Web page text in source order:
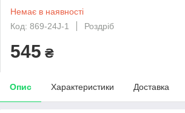
Немає в наявності
Код: 869-24J-1
Роздріб
545 ₴
Опис Характеристики Доставка